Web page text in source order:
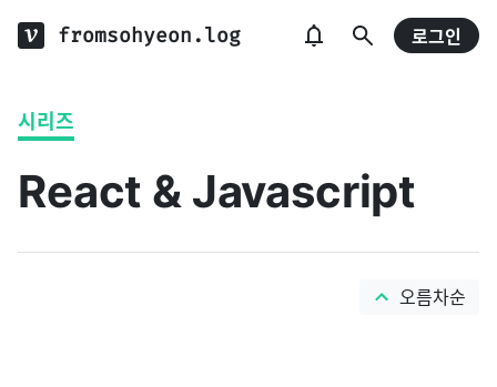
fromsohyeon.log 로그인
시리즈
React & Javascript
오름차순